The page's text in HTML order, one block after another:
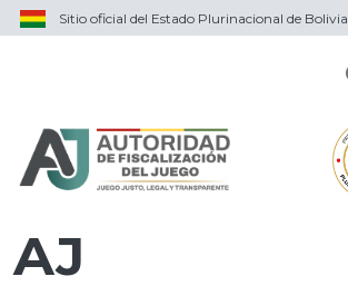
Sitio oficial del Estado Plurinacional de Bolivia
AJ